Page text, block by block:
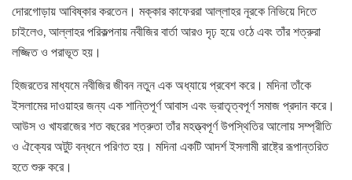
দোরগোড়ায় আবিষ্কার করতেন। মক্কার কাফেররা আল্লাহর নূরকে নিভিয়ে দিতে
চাইলেও, আল্লাহর পরিকল্পনায় নবীজির বার্তা আরও দৃঢ় হয়ে ওঠে এবং তাঁর শত্রুরা
লজ্জিত ও পরাভূত হয়।
হিজরতের মাধ্যমে নবীজির জীবন নতুন এক অধ্যায়ে প্রবেশ করে। মদিনা তাঁকে
ইসলামের দাওয়াহর জন্য এক শান্তিপূর্ণ আবাস এবং ভ্রাতৃত্বপূর্ণ সমাজ প্রদান করে।
আউস ও খাযরাজের শত বছরের শত্রুতা তাঁর মহত্ত্বপূর্ণ উপস্থিতির আলোয় সম্প্রীতি
ও ঐক্যের অটুট বন্ধনে পরিণত হয়। মদিনা একটি আদর্শ ইসলামী রাষ্ট্রে রূপান্তরিত
হতে শুরু করে।